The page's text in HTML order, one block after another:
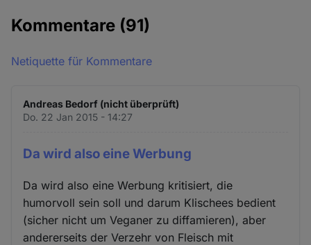
Kommentare (91)
Netiquette für Kommentare
Andreas Bedorf (nicht überprüft)
Do. 22 Jan 2015 - 14:27
Da wird also eine Werbung
Da wird also eine Werbung kritisiert, die
humorvoll sein soll und darum Klischees bedient
(sicher nicht um Veganer zu diffamieren), aber
andererseits der Verzehr von Fleisch mit